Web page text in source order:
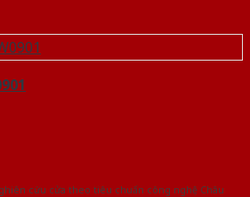
cứu cửa theo tiêu chuẩn công nghệ Châu